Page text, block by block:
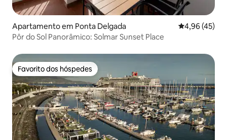
Apartamento em Ponta Delgada Classificação
4,96 (45)
Pôr do Sol Panorâmico: Solmar Sunset Place
Favorito dos hóspedes
Favorito dos hóspedes